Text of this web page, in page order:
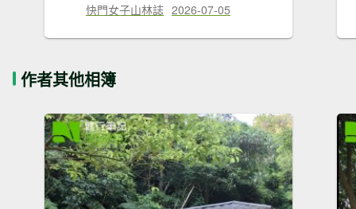
快門女子山林誌 2026-07-05
作者其他相簿